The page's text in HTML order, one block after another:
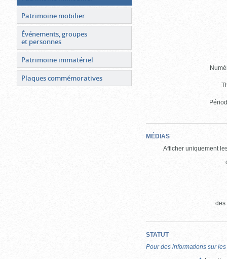
MÉDIAS
Afficher uniquement
des
STATUT
Pour des informations sur
Patrimoine mobilier
Événements, groupes
et personnes
Patrimoine immatériel
Plaques commémoratives